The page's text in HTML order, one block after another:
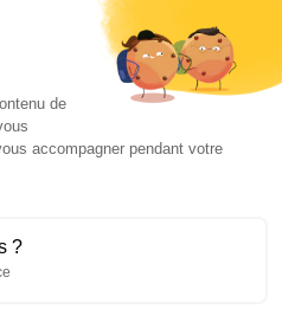
2780 AVIS
9.7/10
de
accompagner pendant votre
?